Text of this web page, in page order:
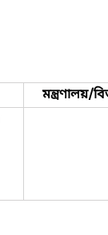
মন্ত্রণালয়/